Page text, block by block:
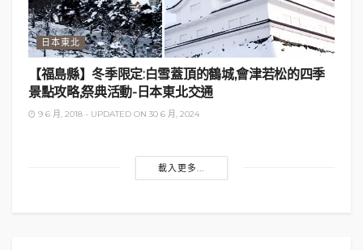
日本東北
【福島縣】冬季限定:白雪蓋頂的鶴城,會津若松的四季
景點攻略,祭典活動-日本東北交通
9 6 月, 2018 - UPDATED ON 30 6 月, 2024
載入更多...